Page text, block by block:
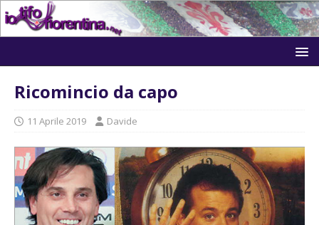
Ricomincio da capo
11 Aprile 2019 Davide